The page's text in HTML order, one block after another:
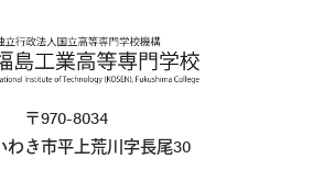
〒970-8034
わき市平上荒川字長尾30